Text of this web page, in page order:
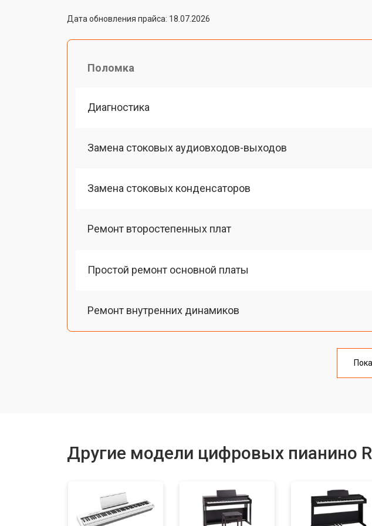
Дата обновления прайса: 18.07.2026
Поломка
Диагностика
Замена стоковых аудиовходов-выходов
Замена стоковых конденсаторов
Ремонт второстепенных плат
Простой ремонт основной платы
Ремонт внутренних динамиков
Ремонт клавиш
Другие модели цифровых пианино